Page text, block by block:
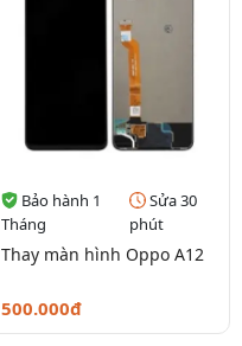
Bảo hành 1
Tháng
Sửa 30
phút
Thay màn hình Oppo A12
500.000đ